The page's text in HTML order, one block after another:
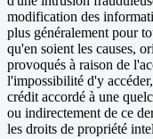
modification des
plus généralement pour
qu'en soient les causes,
provoqués à raison de
l'impossibilité d'y
crédit accordé à une
ou indirectement de ce
les droits de propriété